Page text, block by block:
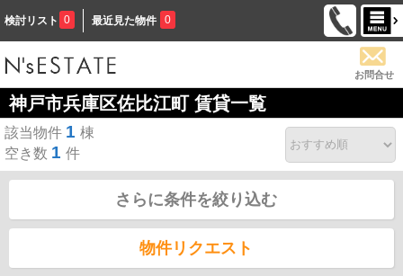
検討リスト 0 最近見た物件 0
お問合せ
神戸市兵庫区佐比江町 賃貸一覧
該当物件 1 棟
空き数 1 件
さらに条件を絞り込む
物件リクエスト